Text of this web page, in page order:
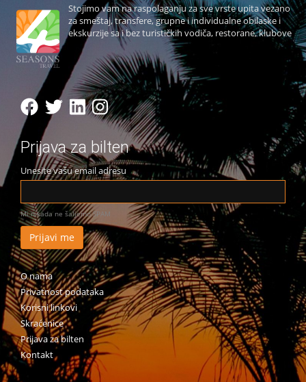
Stojimo vam na raspolaganju za sve vrste upita vezano
za smeštaj, transfere, grupne i individualne obilaske i
ekskurzije sa i bez turističkih vodiča, restorane, klubove
Prijava za bilten
Unesite vašu email adresu
Mi nikada ne šaljemo SPAM
O nama
Privatnost podataka
Korisni linkovi
Skraćenice
Prijava za bilten
Kontakt